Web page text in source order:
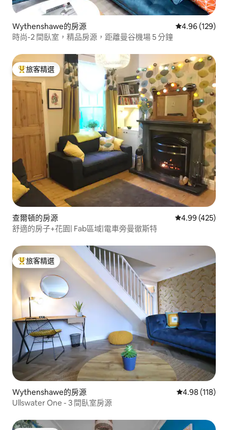
Wythenshawe的房源 從 129 則評價
4.96 (129)
時尚-2 間臥室，精品房源，距離曼谷機場 5 分鐘
旅客精選榜首
旅客精選
查爾頓的房源 從 425 則評價
4.99 (425)
舒適的房子+花園| Fab區域|電車旁曼徹斯特
旅客精選榜首
旅客精選
Wythenshawe的房源 從 118 則評價
4.98 (118)
Ullswater One - 3 間臥室房源